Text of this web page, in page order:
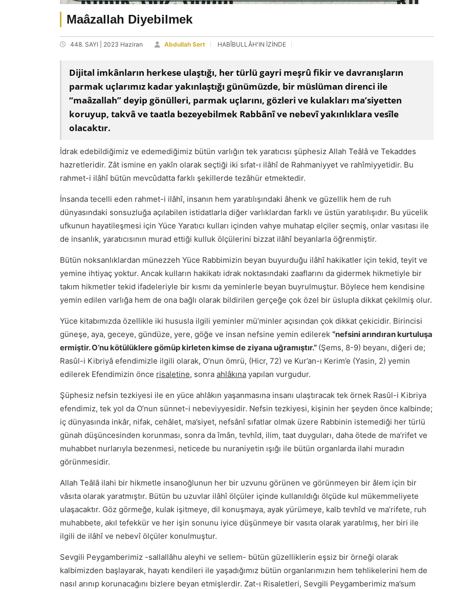
Maâzallah Diyebilmek
448. SAYI | 2023 Haziran Abdullah Sert HABÎBULLÂH'IN İZİNDE
Dijital imkânların herkese ulaştığı, her türlü gayri meşrû fikir ve davranışların
parmak uçlarımız kadar yakınlaştığı günümüzde, bir müslüman direnci ile
“maâzallah” deyip gönülleri, parmak uçlarını, gözleri ve kulakları ma’siyetten
koruyup, takvâ ve taatla bezeyebilmek Rabbânî ve nebevî yakınlıklara vesîle
olacaktır.
İdrak edebildiğimiz ve edemediğimiz bütün varlığın tek yaratıcısı şüphesiz Allah Teâlâ ve Tekaddes
hazretleridir. Zât ismine en yakîn olarak seçtiği iki sıfat-ı ilâhî de Rahmaniyyet ve rahîmiyyetidir. Bu
rahmet-i ilâhî bütün mevcûdatta farklı şekillerde tezâhür etmektedir.
İnsanda tecelli eden rahmet-i ilâhî, insanın hem yaratılışındaki âhenk ve güzellik hem de ruh
dünyasındaki sonsuzluğa açılabilen istidatlarla diğer varlıklardan farklı ve üstün yaratılışıdır. Bu yücelik
ufkunun hayatileşmesi için Yüce Yaratıcı kulları içinden vahye muhatap elçiler seçmiş, onlar vasıtası ile
de insanlık, yaratıcısının murad ettiği kulluk ölçülerini bizzat ilâhî beyanlarla öğrenmiştir.
Bütün noksanlıklardan münezzeh Yüce Rabbimizin beyan buyurduğu ilâhî hakikatler için tekid, teyit ve
yemine ihtiyaç yoktur. Ancak kulların hakikatı idrak noktasındaki zaaflarını da gidermek hikmetiyle bir
takım hikmetler tekid ifadeleriyle bir kısmı da yeminlerle beyan buyrulmuştur. Böylece hem kendisine
yemin edilen varlığa hem de ona bağlı olarak bildirilen gerçeğe çok özel bir üslupla dikkat çekilmiş olur.
Yüce kitabımızda özellikle iki hususla ilgili yeminler mü’minler açısından çok dikkat çekicidir. Birincisi
güneşe, aya, geceye, gündüze, yere, göğe ve insan nefsine yemin edilerek “nefsini arındıran kurtuluşa
ermiştir. O’nu kötülüklere gömüp kirleten kimse de ziyana uğramıştır.” (Şems, 8-9) beyanı, diğeri de;
Rasûl-i Kibriyâ efendimizle ilgili olarak, O’nun ömrü, (Hicr, 72) ve Kur’an-ı Kerim’e (Yasin, 2) yemin
edilerek Efendimizin önce risaletine, sonra ahlâkına yapılan vurgudur.
Şüphesiz nefsin tezkiyesi ile en yüce ahlâkın yaşanmasına insanı ulaştıracak tek örnek Rasûl-i Kibriya
efendimiz, tek yol da O’nun sünnet-i nebeviyyesidir. Nefsin tezkiyesi, kişinin her şeyden önce kalbinde;
iç dünyasında inkâr, nifak, cehâlet, ma’siyet, nefsânî sıfatlar olmak üzere Rabbinin istemediği her türlü
günah düşüncesinden korunması, sonra da îmân, tevhîd, ilim, taat duyguları, daha ötede de ma’rifet ve
muhabbet nurlarıyla bezenmesi, neticede bu nuraniyetin ışığı ile bütün organlarda ilahi muradın
görünmesidir.
Allah Teâlâ ilahi bir hikmetle insanoğlunun her bir uzvunu görünen ve görünmeyen bir âlem için bir
vâsıta olarak yaratmıştır. Bütün bu uzuvlar ilâhî ölçüler içinde kullanıldığı ölçüde kul mükemmeliyete
ulaşacaktır. Göz görmeğe, kulak işitmeye, dil konuşmaya, ayak yürümeye, kalb tevhîd ve ma’rifete, ruh
muhabbete, akıl tefekkür ve her işin sonunu iyice düşünmeye bir vasıta olarak yaratılmış, her biri ile
ilgili de ilâhî ve nebevî ölçüler konulmuştur.
Sevgili Peygamberimiz -sallallâhu aleyhi ve sellem- bütün güzelliklerin eşsiz bir örneği olarak
kalbimizden başlayarak, hayatı kendileri ile yaşadığımız bütün organlarımızın hem tehlikelerini hem de
nasıl arınıp korunacağını bizlere beyan etmişlerdir. Zat-ı Risaletleri, Sevgili Peygamberimiz ma’sum